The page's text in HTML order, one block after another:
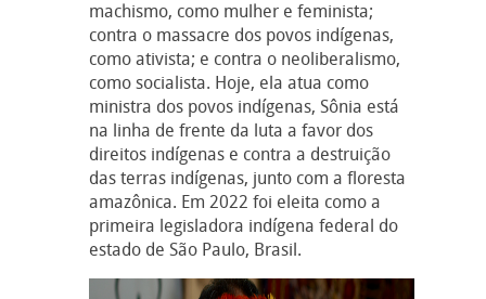
machismo, como mulher e feminista;
contra o massacre dos povos indígenas,
como ativista; e contra o neoliberalismo,
como socialista. Hoje, ela atua como
ministra dos povos indígenas, Sônia está
na linha de frente da luta a favor dos
direitos indígenas e contra a destruição
das terras indígenas, junto com a floresta
amazônica. Em 2022 foi eleita como a
primeira legisladora indígena federal do
estado de São Paulo, Brasil.